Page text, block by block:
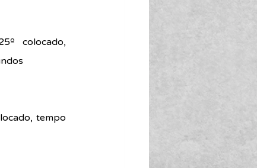
colocado,
tempo